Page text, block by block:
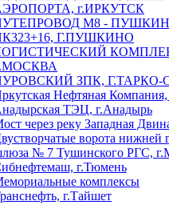
г.ИРКУТСК
М8 -
Г.ПУШКИНО
ЗПК, Г.ТАРКО-
Нефтяная Компания,
ТЭЦ, г.Анадырь
через реку Западная
ворота нижней
№ 7 Тушинского РГС,
г.Тюмень
комплексы
г.Тайшет